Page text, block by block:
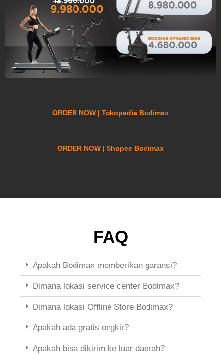
ORDER NOW | Tokopedia Bodimax
ORDER NOW | Shopee Bodimax
FAQ
Apakah Bodimax memberikan garansi?
Dimana lokasi service center Bodimax?
Dimana lokasi Offline Store Bodimax?
Apakah ada gratis ongkir?
Apakah bisa dikirim ke luar daerah?